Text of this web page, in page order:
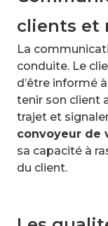
clients et
La
conduite. Le
d’être informé
tenir son client
trajet et
convoyeur de
sa capacité à
du client.